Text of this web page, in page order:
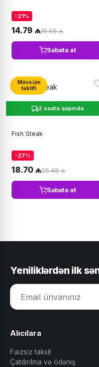
-21%
14.79 ₼18.68 ₼
Səbətə at
Mövsüm
təklifi
2 saata qapında
Fish Steak
-27%
18.70 ₼25.48 ₼
Səbətə at
Yeniliklərdən ilk
Alıcılara
Faizsiz taksit
Çatdırılma və ödəniş